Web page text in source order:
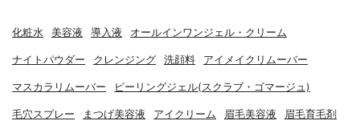
化粧水 美容液 導入液 オールインワンジェル・クリーム
ナイトパウダー クレンジング 洗顔料 アイメイクリムーバー
マスカラリムーバー ピーリングジェル(スクラブ・ゴマージュ)
毛穴スプレー まつげ美容液 アイクリーム 眉毛美容液 眉毛育毛剤